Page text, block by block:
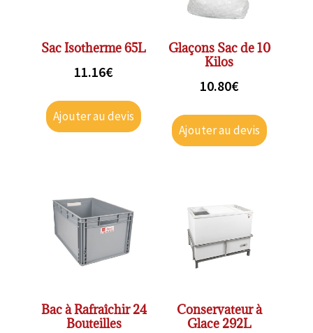
Sac Isotherme 65L
11.16€
Ajouter au devis
Glaçons Sac de 10
Kilos
10.80€
Ajouter au devis
Bac à Rafraîchir 24
Bouteilles
Conservateur à
Glace 292L